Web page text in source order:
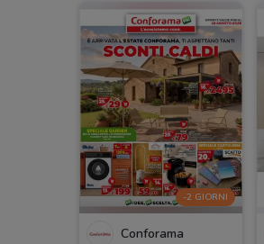
-2 GIORNI
Conforama